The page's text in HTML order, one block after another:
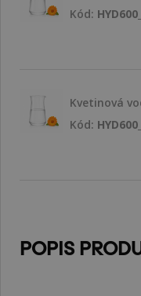
Kód:
Kvetinová
Kód:
POPIS